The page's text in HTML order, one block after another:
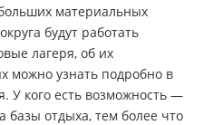
материальных
будут работать
лагеря, об их
можно узнать подробно в
У кого есть возможность —
базы отдыха, тем более что